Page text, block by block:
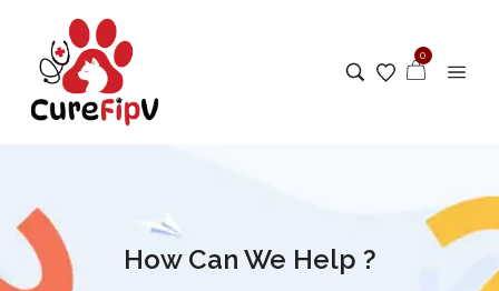
0
How Can We Help ?